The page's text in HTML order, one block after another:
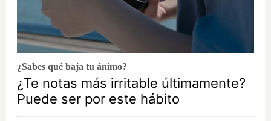
¿Sabes qué baja tu ánimo?
¿Te notas más irritable últimamente?
Puede ser por este hábito